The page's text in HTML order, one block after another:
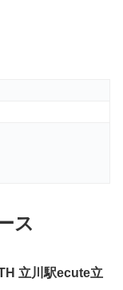
ス
立川駅ecute立